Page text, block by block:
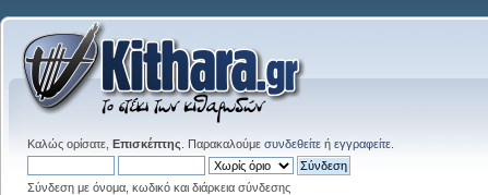
Καλώς ορίσατε, Επισκέπτης . Παρακαλούμε συνδεθείτε ή εγγραφείτε
Σύνδεση με όνομα, κωδικό και διάρκεια σύνδεσης